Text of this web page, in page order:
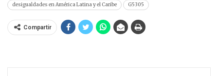
desigualdades en América Latina y el Caribe
G5305
Compartir